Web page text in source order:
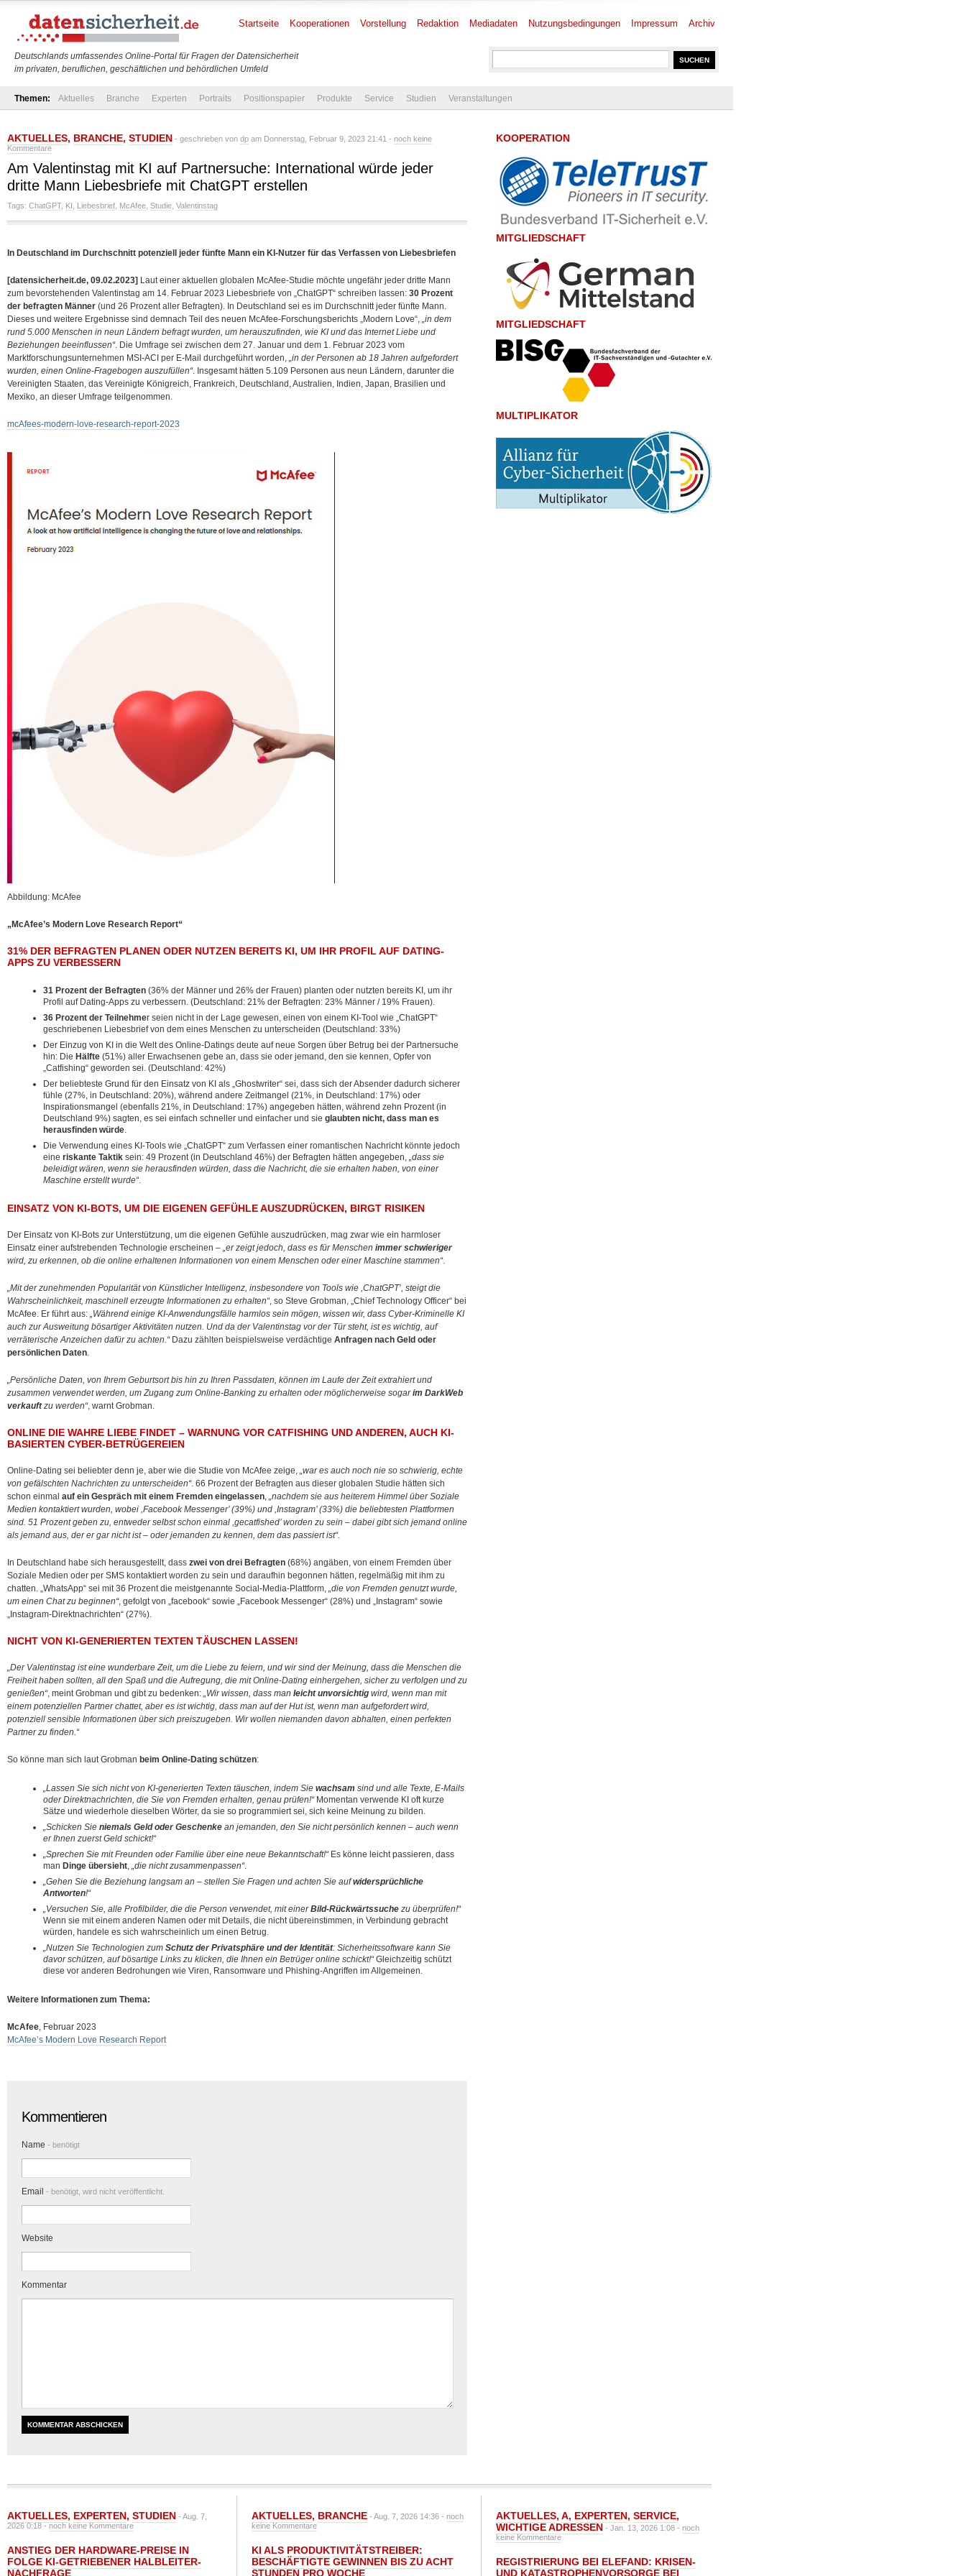
Deutschlands umfassendes Online-Portal für Fragen der Datensicherheit
im privaten, beruflichen, geschäftlichen und behördlichen Umfeld
Startseite Kooperationen Vorstellung Redaktion Mediadaten Nutzungsbedingungen Impressum Archiv
Themen: Aktuelles Branche Experten Portraits Positionspapier Produkte Service Studien Veranstaltungen
AKTUELLES, BRANCHE, STUDIEN - geschrieben von dp am Donnerstag, Februar 9, 2023 21:41 - noch keine
Kommentare
Am Valentinstag mit KI auf Partnersuche: International würde jeder
dritte Mann Liebesbriefe mit ChatGPT erstellen
Tags: ChatGPT, KI Liebesbrief McAfee Studie Valentinstag
In Deutschland im Durchschnitt potenziell jeder fünfte Mann ein KI-Nutzer für das Verfassen von Liebesbriefen
[datensicherheit.de, 09.02.2023] Laut einer aktuellen globalen McAfee-Studie möchte ungefähr jeder dritte Mann
zum bevorstehenden Valentinstag am 14. Februar 2023 Liebesbriefe von „ChatGPT“ schreiben lassen: 30 Prozent
der befragten Männer (und 26 Prozent aller Befragten). In Deutschland sei es im Durchschnitt jeder fünfte Mann.
Dieses und weitere Ergebnisse sind demnach Teil des neuen McAfee-Forschungsberichts „Modern Love“, „in dem
rund 5.000 Menschen in neun Ländern befragt wurden, um herauszufinden, wie KI und das Internet Liebe und
Beziehungen beeinflussen“. Die Umfrage sei zwischen dem 27. Januar und dem 1. Februar 2023 vom
Marktforschungsunternehmen MSI-ACI per E-Mail durchgeführt worden, „in der Personen ab 18 Jahren aufgefordert
wurden, einen Online-Fragebogen auszufüllen“. Insgesamt hätten 5.109 Personen aus neun Ländern, darunter die
Vereinigten Staaten, das Vereinigte Königreich, Frankreich, Deutschland, Australien, Indien, Japan, Brasilien und
Mexiko, an dieser Umfrage teilgenommen.
mcAfees-modern-love-research-report-2023
Abbildung: McAfee
„McAfee’s Modern Love Research Report“
31% DER BEFRAGTEN PLANEN ODER NUTZEN BEREITS KI, UM IHR PROFIL AUF DATING-
APPS ZU VERBESSERN
31 Prozent der Befragten (36% der Männer und 26% der Frauen) planten oder nutzten bereits KI, um ihr
Profil auf Dating-Apps zu verbessern. (Deutschland: 21% der Befragten: 23% Männer / 19% Frauen).
36 Prozent der Teilnehmer seien nicht in der Lage gewesen, einen von einem KI-Tool wie „ChatGPT“
geschriebenen Liebesbrief von dem eines Menschen zu unterscheiden (Deutschland: 33%)
Der Einzug von KI in die Welt des Online-Datings deute auf neue Sorgen über Betrug bei der Partnersuche
hin: Die Hälfte (51%) aller Erwachsenen gebe an, dass sie oder jemand, den sie kennen, Opfer von
„Catfishing“ geworden sei. (Deutschland: 42%)
Der beliebteste Grund für den Einsatz von KI als „Ghostwriter“ sei, dass sich der Absender dadurch sicherer
fühle (27%, in Deutschland: 20%), während andere Zeitmangel (21%, in Deutschland: 17%) oder
Inspirationsmangel (ebenfalls 21%, in Deutschland: 17%) angegeben hätten, während zehn Prozent (in
Deutschland 9%) sagten, es sei einfach schneller und einfacher und sie glaubten nicht, dass man es
herausfinden würde.
Die Verwendung eines KI-Tools wie „ChatGPT“ zum Verfassen einer romantischen Nachricht könnte jedoch
eine riskante Taktik sein: 49 Prozent (in Deutschland 46%) der Befragten hätten angegeben, „dass sie
beleidigt wären, wenn sie herausfinden würden, dass die Nachricht, die sie erhalten haben, von einer
Maschine erstellt wurde“.
EINSATZ VON KI-BOTS, UM DIE EIGENEN GEFÜHLE AUSZUDRÜCKEN, BIRGT RISIKEN
Der Einsatz von KI-Bots zur Unterstützung, um die eigenen Gefühle auszudrücken, mag zwar wie ein harmloser
Einsatz einer aufstrebenden Technologie erscheinen – „er zeigt jedoch, dass es für Menschen immer schwieriger
wird, zu erkennen, ob die online erhaltenen Informationen von einem Menschen oder einer Maschine stammen“.
„Mit der zunehmenden Popularität von Künstlicher Intelligenz, insbesondere von Tools wie ,ChatGPT’, steigt die
Wahrscheinlichkeit, maschinell erzeugte Informationen zu erhalten“, so Steve Grobman, „Chief Technology Officer“ bei
McAfee. Er führt aus: „Während einige KI-Anwendungsfälle harmlos sein mögen, wissen wir, dass Cyber-Kriminelle KI
auch zur Ausweitung bösartiger Aktivitäten nutzen. Und da der Valentinstag vor der Tür steht, ist es wichtig, auf
verräterische Anzeichen dafür zu achten.“Dazu zählten beispielsweise verdächtige Anfragen nach Geld oder
persönlichen Daten.
„Persönliche Daten, von Ihrem Geburtsort bis hin zu Ihren Passdaten, können im Laufe der Zeit extrahiert und
zusammen verwendet werden, um Zugang zum Online-Banking zu erhalten oder möglicherweise sogarim DarkWeb
verkauftzu werden“, warnt Grobman.
ONLINE DIE WAHRE LIEBE FINDET – WARNUNG VOR CATFISHING UND ANDEREN, AUCH KI-
BASIERTEN CYBER-BETRÜGEREIEN
Online-Dating sei beliebter denn je, aber wie die Studie von McAfee zeige, „war es auch noch nie so schwierig, echte
von gefälschten Nachrichten zu unterscheiden“. 66 Prozent der Befragten aus dieser globalen Studie hätten sich
schon einmal auf ein Gespräch mit einem Fremden eingelassen, „nachdem sie aus heiterem Himmel über Soziale
Medien kontaktiert wurden, wobei ,Facebook Messenger’ (39%) und ,Instagram’ (33%) die beliebtesten Plattformen
sind. 51 Prozent geben zu, entweder selbst schon einmal ,gecatfished’ worden zu sein – dabei gibt sich jemand online
als jemand aus, der er gar nicht ist – oder jemanden zu kennen, dem das passiert ist“.
In Deutschland habe sich herausgestellt, dass zwei von drei Befragten (68%) angäben, von einem Fremden über
Soziale Medien oder per SMS kontaktiert worden zu sein und daraufhin begonnen hätten, regelmäßig mit ihm zu
chatten. „WhatsApp“ sei mit 36 Prozent die meistgenannte Social-Media-Plattform, „die von Fremden genutzt wurde,
um einen Chat zu beginnen“, gefolgt von „facebook“ sowie „Facebook Messenger“ (28%) und „Instagram“ sowie
„Instagram-Direktnachrichten“ (27%).
NICHT VON KI-GENERIERTEN TEXTEN TÄUSCHEN LASSEN!
„Der Valentinstag ist eine wunderbare Zeit, um die Liebe zu feiern, und wir sind der Meinung, dass die Menschen die
Freiheit haben sollten, all den Spaß und die Aufregung, die mit Online-Dating einhergehen, sicher zu verfolgen und zu
genießen“, meint Grobman und gibt zu bedenken: „Wir wissen, dass man leicht unvorsichtig wird, wenn man mit
einem potenziellen Partner chattet, aber es ist wichtig, dass man auf der Hut ist, wenn man aufgefordert wird,
potenziell sensible Informationen über sich preiszugeben. Wir wollen niemanden davon abhalten, einen perfekten
Partner zu finden.“
So könne man sich laut Grobman beim Online-Dating schützen:
„Lassen Sie sich nicht von KI-generierten Texten täuschen, indem Sie wachsam sind und alle Texte, E-Mails
oder Direktnachrichten, die Sie von Fremden erhalten, genau prüfen!“Momentan verwende KI oft kurze
Sätze und wiederhole dieselben Wörter, da sie so programmiert sei, sich keine Meinung zu bilden.
„Schicken Sie niemals Geld oder Geschenke an jemanden, den Sie nicht persönlich kennen – auch wenn
er Ihnen zuerst Geld schickt!“
„Sprechen Sie mit Freunden oder Familie über eine neue Bekanntschaft!“Es könne leicht passieren, dass
man Dinge übersieht, „die nicht zusammenpassen“.
„Gehen Sie die Beziehung langsam an – stellen Sie Fragen und achten Sie aufwidersprüchliche
Antworten!“
„Versuchen Sie, alle Profilbilder, die die Person verwendet, mit einerBild-Rückwärtssuche zu überprüfen!“
Wenn sie mit einem anderen Namen oder mit Details, die nicht übereinstimmen, in Verbindung gebracht
würden, handele es sich wahrscheinlich um einen Betrug.
„Nutzen Sie Technologien zum Schutz der Privatsphäre und der Identität: Sicherheitssoftware kann Sie
davor schützen, auf bösartige Links zu klicken, die Ihnen ein Betrüger online schickt!“Gleichzeitig schützt
diese vor anderen Bedrohungen wie Viren, Ransomware und Phishing-Angriffen im Allgemeinen.
Weitere Informationen zum Thema:
McAfee, Februar 2023
McAfee’s Modern Love Research Report
Kommentieren
Name - benötigt
Email - benötigt, wird nicht veröffentlicht.
Website
Kommentar
KOOPERATION
MITGLIEDSCHAFT
MITGLIEDSCHAFT
MULTIPLIKATOR
AKTUELLES, EXPERTEN, STUDIEN - Aug. 7,
2026 0:18 -noch keine Kommentare
ANSTIEG DER HARDWARE-PREISE IN
FOLGE KI-GETRIEBENER HALBLEITER-
NACHFRAGE
AKTUELLES, BRANCHE - Aug. 7, 2026 14:36 - noch
keine Kommentare
KI ALS PRODUKTIVITÄTSTREIBER:
BESCHÄFTIGTE GEWINNEN BIS ZU ACHT
STUNDEN PRO WOCHE
AKTUELLES, A, EXPERTEN, SERVICE,
WICHTIGE ADRESSEN - Jan. 13, 2026 1:08 - noch
keine Kommentare
REGISTRIERUNG BEI ELEFAND: KRISEN-
UND KATASTROPHENVORSORGE BEI